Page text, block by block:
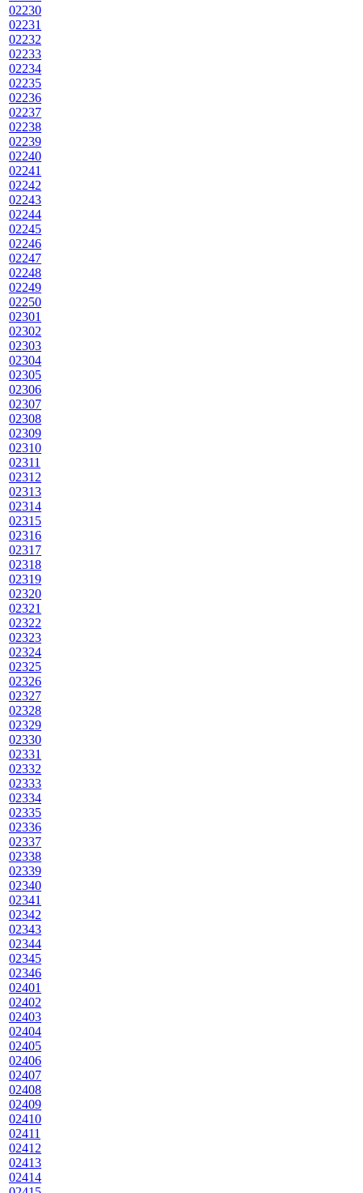
02230
02231
02232
02233
02234
02235
02236
02237
02238
02239
02240
02241
02242
02243
02244
02245
02246
02247
02248
02249
02250
02301
02302
02303
02304
02305
02306
02307
02308
02309
02310
02311
02312
02313
02314
02315
02316
02317
02318
02319
02320
02321
02322
02323
02324
02325
02326
02327
02328
02329
02330
02331
02332
02333
02334
02335
02336
02337
02338
02339
02340
02341
02342
02343
02344
02345
02346
02401
02402
02403
02404
02405
02406
02407
02408
02409
02410
02411
02412
02413
02414